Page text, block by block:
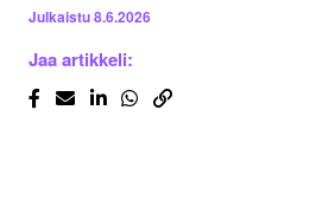
Julkaistu8.6.2026
Jaa artikkeli: